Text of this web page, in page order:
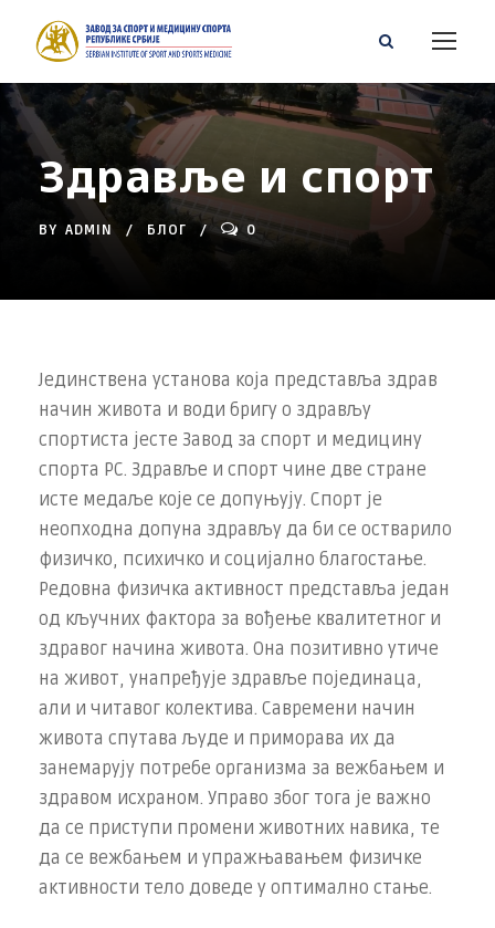
Здравље и спорт
BY ADMIN БЛОГ 0
Јединствена установа која представља здрав
начин живота и води бригу о здрављу
спортиста јесте Завод за спорт и медицину
спорта РС. Здравље и спорт чине две стране
исте медаље које се допуњују. Спорт је
неопходна допуна здрављу да би се остварило
физичко, психичко и социјално благостање.
Редовна физичка активност представља један
од кључних фактора за вођење квалитетног и
здравог начина живота. Она позитивно утиче
на живот, унапређује здравље појединаца,
али и читавог колектива. Савремени начин
живота спутава људе и приморава их да
занемарују потребе организма за вежбањем и
здравом исхраном. Управо због тога је важно
да се приступи промени животних навика, те
да се вежбањем и упражњавањем физичке
активности тело доведе у оптимално стање.